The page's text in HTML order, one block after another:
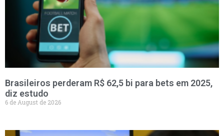
Brasileiros perderam R$ 62,5 bi para bets em 2025,
diz estudo
6 de August de 2026